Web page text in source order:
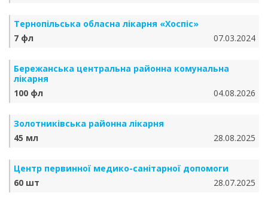
Тернопільська обласна лікарня «Хоспіс»
7 фл
07.03.2024
Бережанська центральна районна комунальна
лікарня
100 фл
04.08.2026
Золотниківська районна лікарня
45 мл
28.08.2025
Центр первинної медико-санітарної допомоги
60 шт
28.07.2025